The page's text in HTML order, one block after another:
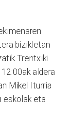
bizikletan
Trentxiki
aldera
Mikel Iturria
eskolak eta